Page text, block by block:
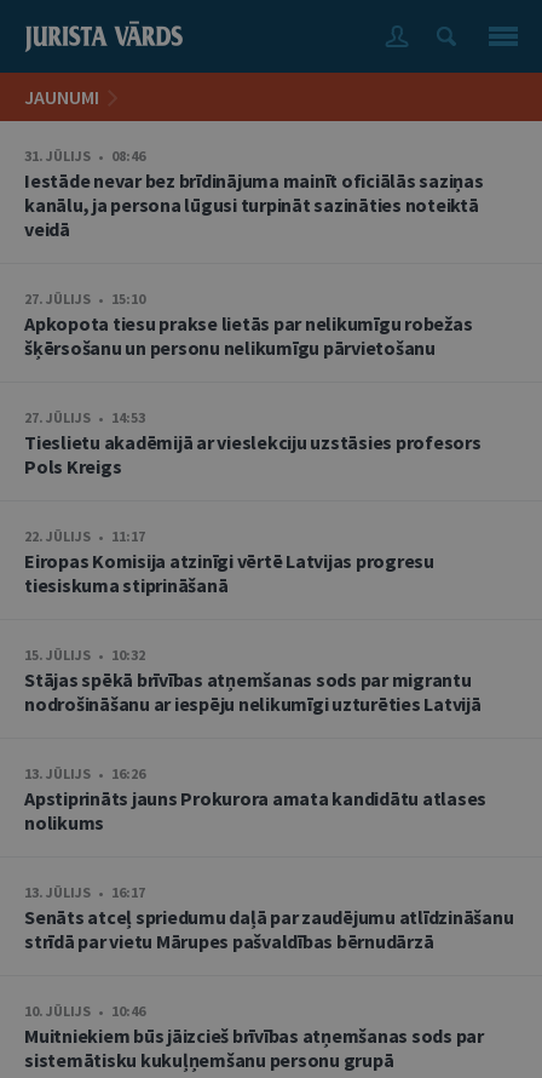
JAUNUMI
31. JŪLIJS • 08:46
Iestāde nevar bez brīdinājuma mainīt oficiālās saziņas
kanālu, ja persona lūgusi turpināt sazināties noteiktā
veidā
27. JŪLIJS • 15:10
Apkopota tiesu prakse lietās par nelikumīgu robežas
šķērsošanu un personu nelikumīgu pārvietošanu
27. JŪLIJS • 14:53
Tieslietu akadēmijā ar vieslekciju uzstāsies profesors
Pols Kreigs
22. JŪLIJS • 11:17
Eiropas Komisija atzinīgi vērtē Latvijas progresu
tiesiskuma stiprināšanā
15. JŪLIJS • 10:32
Stājas spēkā brīvības atņemšanas sods par migrantu
nodrošināšanu ar iespēju nelikumīgi uzturēties Latvijā
13. JŪLIJS • 16:26
Apstiprināts jauns Prokurora amata kandidātu atlases
nolikums
13. JŪLIJS • 16:17
Senāts atceļ spriedumu daļā par zaudējumu atlīdzināšanu
strīdā par vietu Mārupes pašvaldības bērnudārzā
10. JŪLIJS • 10:46
Muitniekiem būs jāizcieš brīvības atņemšanas sods par
sistemātisku kukuļņemšanu personu grupā